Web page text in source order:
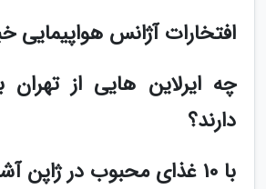
افتخارات آژانس هواپیمایی
چه ایرلاین هایی از تهران
دارند؟
با 10 غذای محبوب در ژاپن آشنا شوید